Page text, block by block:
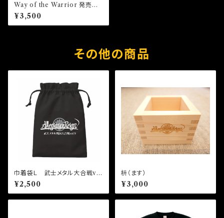
Way of the Warrior 発売記
念Tシャツ
¥3,500
その他の商品
巾着袋Ｌ 武士メタル大合戦vo
l.9記念グッズ
¥2,500
枡（ます）
¥3,000